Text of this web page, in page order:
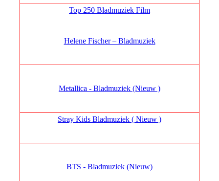
Top 250 Bladmuziek Film
Helene Fischer – Bladmuziek
Metallica - Bladmuziek (Nieuw )
Stray Kids Bladmuziek ( Nieuw )
BTS - Bladmuziek (Nieuw)